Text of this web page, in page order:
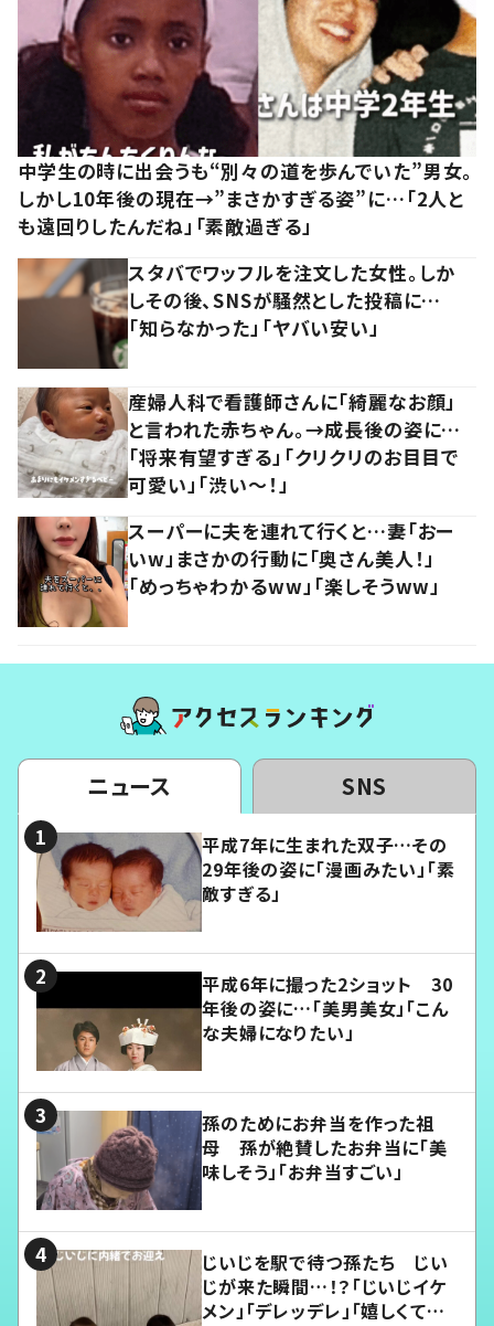
中学生の時に出会うも“別々の道を歩んでいた”男女。
しかし10年後の現在→”まさかすぎる姿”に…「2人と
も遠回りしたんだね」「素敵過ぎる」
スタバでワッフルを注文した女性。しか
しその後、SNSが騒然とした投稿に…
「知らなかった」「ヤバい安い」
産婦人科で看護師さんに「綺麗なお顔」
と言われた赤ちゃん。→成長後の姿に…
「将来有望すぎる」「クリクリのお目目で
可愛い」「渋い～！」
スーパーに夫を連れて行くと…妻「おー
いw」まさかの行動に「奥さん美人！」
「めっちゃわかるww」「楽しそうww」
ニュース SNS
平成7年に生まれた双子…その
29年後の姿に「漫画みたい」「素
敵すぎる」
平成6年に撮った2ショット 30
年後の姿に…「美男美女」「こん
な夫婦になりたい」
孫のためにお弁当を作った祖
母 孫が絶賛したお弁当に「美
味しそう」「お弁当すごい」
じいじを駅で待つ孫たち じい
じが来た瞬間…！？「じいじイケ
メン」「デレッデレ」「嬉しくて可